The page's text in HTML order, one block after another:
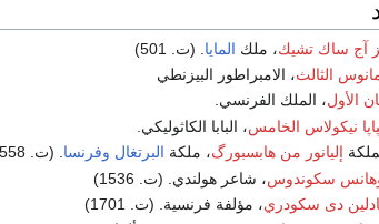
آج ساك تشيك، ملك المايا . (ت. 501)
الثالث، الامبراطور البيزنطي
الأول، الملك الفرنسي.
نيكولاس الخامس، البابا الكاثوليكي.
إليانور من هابسبورگ، ملكة البرتغال وفرنسا . (ت. 1558)
سكوندوس، شاعر هولندي. (ت. 1536)
دى سكودري، مؤلفة فرنسية. (ت. 1701)